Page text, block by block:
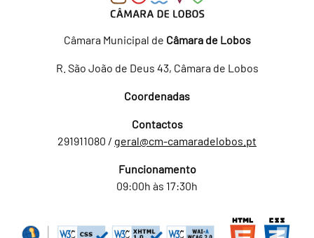
Câmara Municipal de Câmara de Lobos
R. São João de Deus 43, Câmara de Lobos
Coordenadas
Contactos
291911080 / geral@cm-camaradelobos.pt
Funcionamento
09:00h às 17:30h